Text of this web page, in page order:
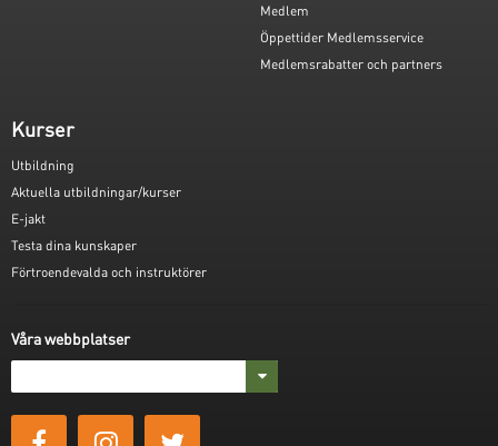
Medlem
Öppettider Medlemsservice
Medlemsrabatter och partners
Kurser
Utbildning
Aktuella utbildningar/kurser
E-jakt
Testa dina kunskaper
Förtroendevalda och instruktörer
Våra webbplatser